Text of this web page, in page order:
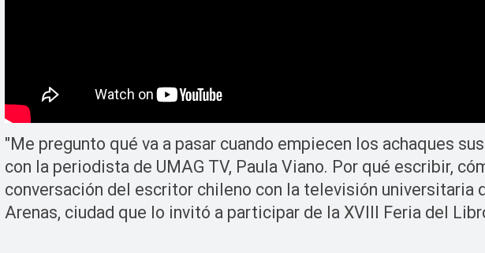
"Me pregunto qué va a pasar cuando empiecen los achaques
con la periodista de UMAG TV, Paula Viano. Por qué escribir,
conversación del escritor chileno con la televisión universitaria
Arenas, ciudad que lo invitó a participar de la XVIII Feria del